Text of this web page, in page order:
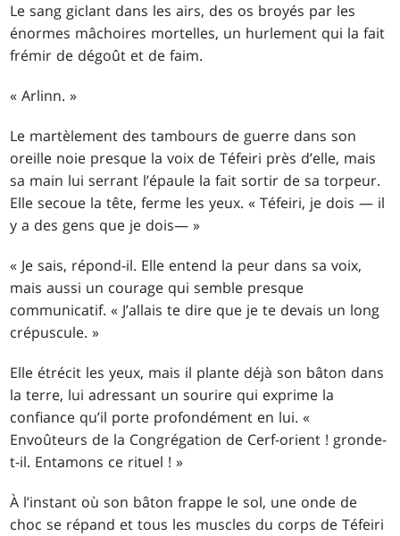
Le sang giclant dans les airs, des os broyés par les
énormes mâchoires mortelles, un hurlement qui la fait
frémir de dégoût et de faim.
« Arlinn. »
Le martèlement des tambours de guerre dans son
oreille noie presque la voix de Téfeiri près d’elle, mais
sa main lui serrant l’épaule la fait sortir de sa torpeur.
Elle secoue la tête, ferme les yeux. « Téfeiri, je dois — il
y a des gens que je dois— »
« Je sais, répond-il. Elle entend la peur dans sa voix,
mais aussi un courage qui semble presque
communicatif. « J’allais te dire que je te devais un long
crépuscule. »
Elle étrécit les yeux, mais il plante déjà son bâton dans
la terre, lui adressant un sourire qui exprime la
confiance qu’il porte profondément en lui. «
Envoûteurs de la Congrégation de Cerf-orient ! gronde-
t-il. Entamons ce rituel ! »
À l’instant où son bâton frappe le sol, une onde de
choc se répand et tous les muscles du corps de Téfeiri